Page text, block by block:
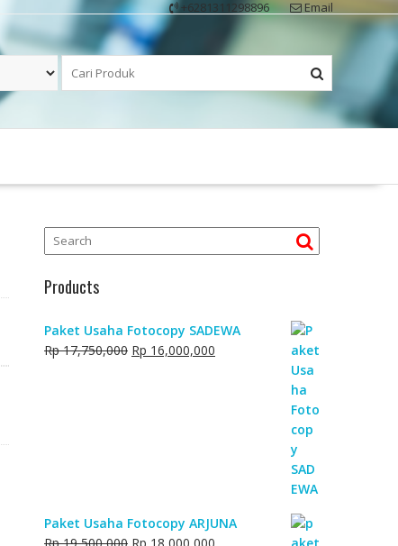
+6281311298896 Email
Products
Paket Usaha Fotocopy SADEWA
Rp17,750,000 Original
Rp 16,000,000
Rp 16,000,000.
Paket Usaha Fotocopy ARJUNA
Original